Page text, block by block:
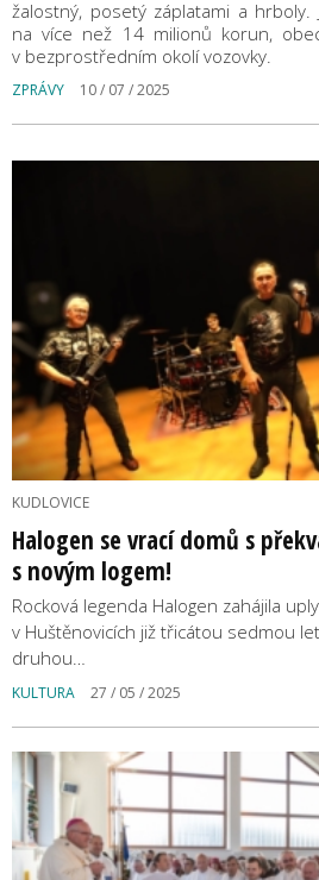
žalostný, posetý záplatami a
na více než 14 milionů korun,
v bezprostředním okolí vozovky.
ZPRÁVY 10 / 07 / 2025
KUDLOVICE
Halogen se vrací domů s
s novým logem!
Rocková legenda Halogen zahájila
v Huštěnovicích již třicátou sedmou
druhou…
KULTURA 27 / 05 / 2025